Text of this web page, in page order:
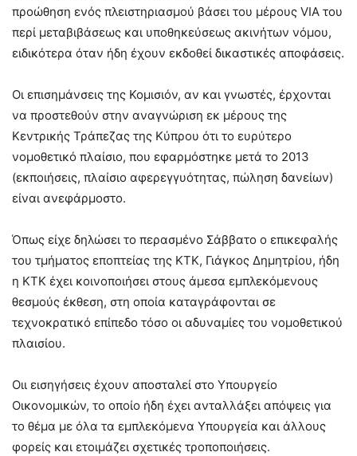
προώθηση ενός πλειστηριασμού βάσει του μέρους VIA του
περί μεταβιβάσεως και υποθηκεύσεως ακινήτων νόμου,
ειδικότερα όταν ήδη έχουν εκδοθεί δικαστικές αποφάσεις.
Οι επισημάνσεις της Κομισιόν, αν και γνωστές, έρχονται
να προστεθούν στην αναγνώριση εκ μέρους της
Κεντρικής Τράπεζας της Κύπρου ότι το ευρύτερο
νομοθετικό πλαίσιο, που εφαρμόστηκε μετά το 2013
(εκποιήσεις, πλαίσιο αφερεγγυότητας, πώληση δανείων)
είναι ανεφάρμοστο.
Όπως είχε δηλώσει το περασμένο Σάββατο ο επικεφαλής
του τμήματος εποπτείας της ΚΤΚ, Γιάγκος Δημητρίου, ήδη
η ΚΤΚ έχει κοινοποιήσει στους άμεσα εμπλεκόμενους
θεσμούς έκθεση, στη οποία καταγράφονται σε
τεχνοκρατικό επίπεδο τόσο οι αδυναμίες του νομοθετικού
πλαισίου.
Οιι εισηγήσεις έχουν αποσταλεί στο Υπουργείο
Οικονομικών, το οποίο ήδη έχει ανταλλάξει απόψεις για
το θέμα με όλα τα εμπλεκόμενα Υπουργεία και άλλους
φορείς και ετοιμάζει σχετικές τροποποιήσεις.